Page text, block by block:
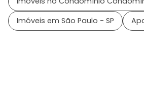
Imóveis em São Paulo - SP